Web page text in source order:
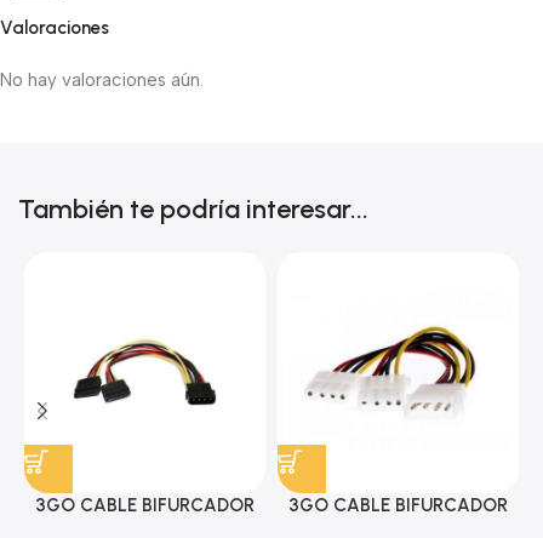
Valoraciones
No hay valoraciones aún.
También te podría interesar...
3GO CABLE BIFURCADOR
3GO CABLE BIFURCADOR